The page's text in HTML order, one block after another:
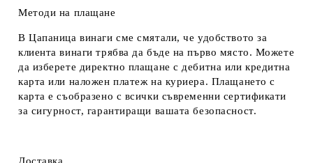
Методи на плащане
В Цапаница винаги сме смятали, че удобството за
клиента винаги трябва да бъде на първо място. Можете
да изберете директно плащане с дебитна или кредитна
карта или наложен платеж на куриера. Плащането с
карта е съобразено с всички съвременни сертификати
за сигурност, гарантиращи вашата безопасност.